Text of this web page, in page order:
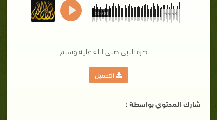
65:58
00:00
نصرة النبى صلى الله عليه وسلم
التحميل
شارك المحتوي بواسطة :